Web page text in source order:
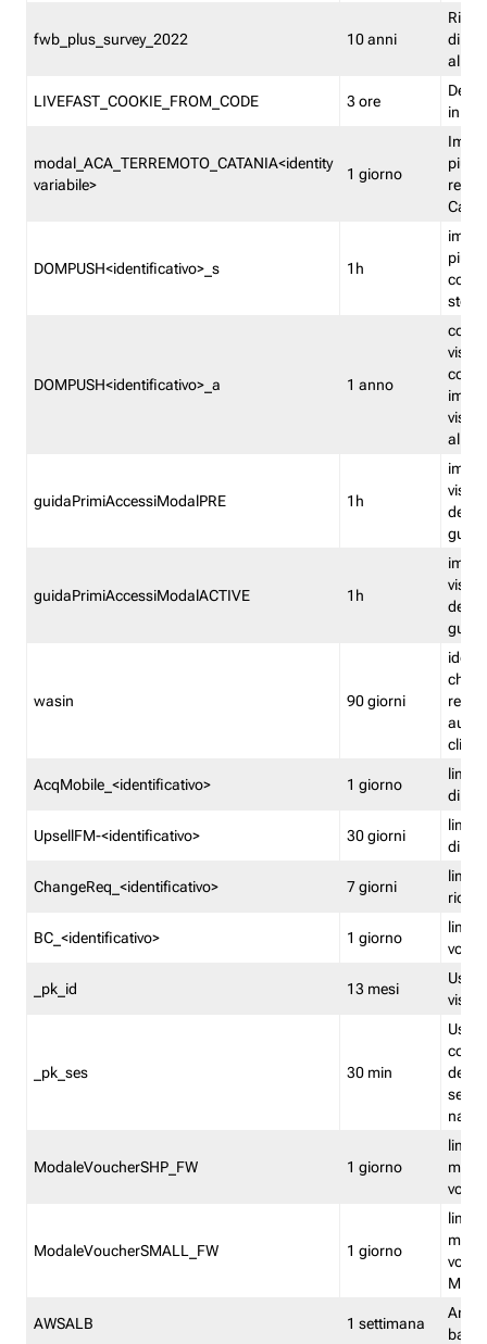
fwb_plus_survey_2022 10 anni
di
LIVEFAST_COOKIE_FROM_CODE 3 ore
in
modal_ACA_TERREMOTO_CATANIA<identity
variabile>
1 giorno
più
DOMPUSH<identificativo>_s 1h
più
DOMPUSH<identificativo>_a 1 anno
guidaPrimiAccessiModalPRE 1h
della
guidaPrimiAccessiModalACTIVE 1h
della
wasin 90 giorni
che
rete
clienti
AcqMobile_<identificativo> 1 giorno
limita
di
UpsellFM-<identificativo> 30 giorni
limita
di
ChangeReq_<identificativo> 7 giorni
limita
BC_<identificativo> 1 giorno
limita
_pk_id 13 mesi
_pk_ses 30 min
ModaleVoucherSHP_FW 1 giorno
ModaleVoucherSMALL_FW 1 giorno
AWSALB 1 settimana